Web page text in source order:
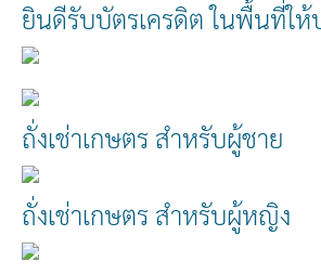
ยินดีรับบัตรเครดิต ในพื้นที่ให้
ถั่งเช่าเกษตร สำหรับผู้ชาย
ถั่งเช่าเกษตร สำหรับผู้หญิง